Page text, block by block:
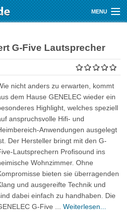
MENU
G-Five Lautsprecher
nicht anders zu erwarten, kommt
dem Hause GENELEC wieder ein
Highlight, welches speziell
anspruchsvolle Hifi- und
Anwendungen ausgelegt
Der Hersteller bringt mit den G-
Lautsprechern Profisound ins
Wohnzimmer. Ohne
bieten sie überragenden
und ausgereifte Technik und
dabei einfach zu handhaben. Die
G-Five ...Weiterlesen...